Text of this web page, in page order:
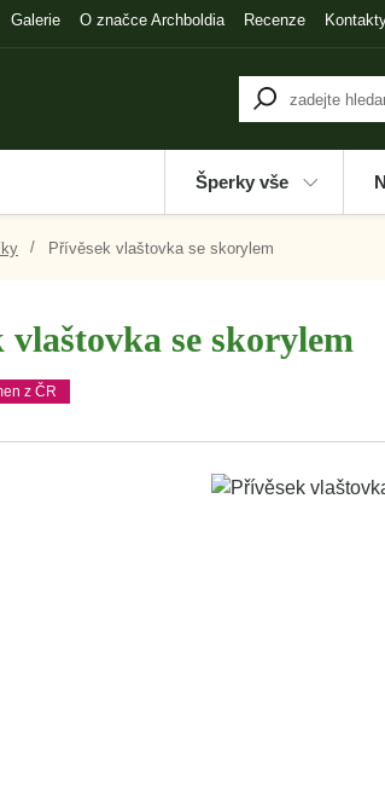
Galerie O značce Archboldia Recenze
Šperky vše
Přívěsek vlaštovka se skorylem
vlaštovka se skorylem
z ČR